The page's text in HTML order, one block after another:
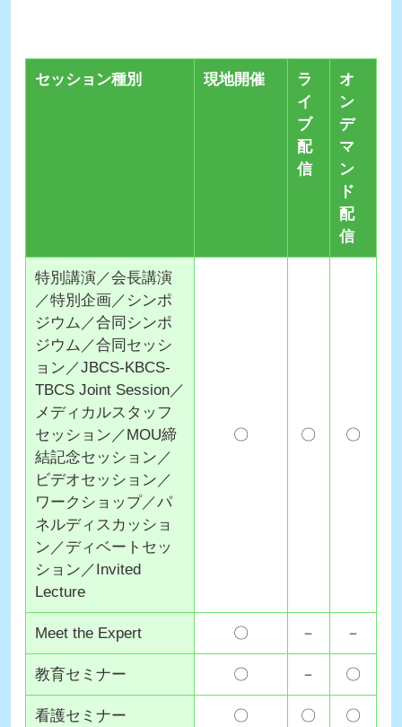
セッション種別 現地開催
ラ
イ
ブ
配
信
オ
ン
デ
マ
ン
ド
配
信
特別講演／会長講演
／特別企画／シンポ
ジウム／合同シンポ
ジウム／合同セッシ
ョン／JBCS-KBCS-
TBCS Joint Session／
メディカルスタッフ
セッション／MOU締
結記念セッション／
ビデオセッション／
ワークショップ／パ
ネルディスカッショ
ン／ディベートセッ
ション／Invited
Lecture
〇 〇 〇
Meet the Expert 〇 － －
教育セミナー 〇 － 〇
看護セミナー 〇 〇 〇